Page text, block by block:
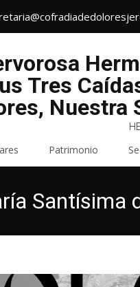
Tres
Nuestra
Patrimonio
Santísima